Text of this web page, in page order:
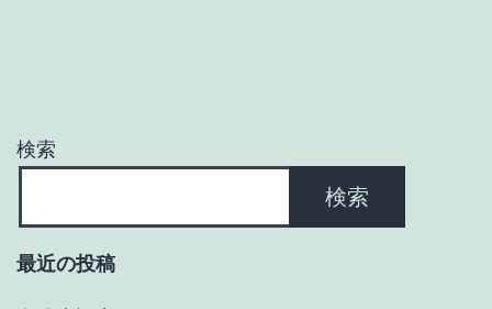
検索
検索
最近の投稿